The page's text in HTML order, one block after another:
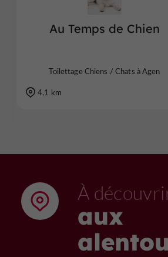
Au Temps de Chien
Toilettage Chiens / Chats à Agen
4,1 km
À
aux